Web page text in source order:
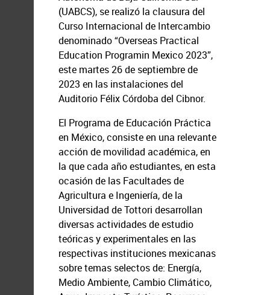
(UABCS), se realizó la clausura del
Curso Internacional de Intercambio
denominado “Overseas Practical
Education Programin Mexico 2023”,
este martes 26 de septiembre de
2023 en las instalaciones del
Auditorio Félix Córdoba del Cibnor.
El Programa de Educación Práctica
en México, consiste en una relevante
acción de movilidad académica, en
la que cada año estudiantes, en esta
ocasión de las Facultades de
Agricultura e Ingeniería, de la
Universidad de Tottori desarrollan
diversas actividades de estudio
teóricas y experimentales en las
respectivas instituciones mexicanas
sobre temas selectos de: Energía,
Medio Ambiente, Cambio Climático,